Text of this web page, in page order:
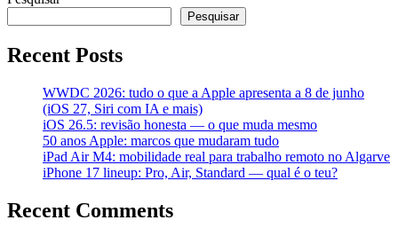
Pesquisar
Recent Posts
WWDC 2026: tudo o que a Apple apresenta a 8 de junho
(iOS 27, Siri com IA e mais)
iOS 26.5: revisão honesta — o que muda mesmo
50 anos Apple: marcos que mudaram tudo
iPad Air M4: mobilidade real para trabalho remoto no Algarve
iPhone 17 lineup: Pro, Air, Standard — qual é o teu?
Recent Comments